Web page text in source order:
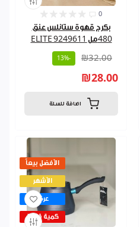
0
بكرج قهوة ستانلس عنق
480مل ELITE 9249611
₪32.00
-13%
₪28.00
اضافة للسلة
الأفضل بيعاً
الأشهر
عرض
كمية قليلة